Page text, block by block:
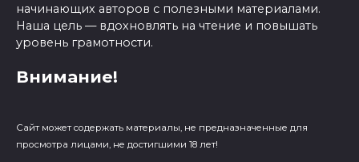
начинающих авторов с полезными материалами.
Наша цель — вдохновлять на чтение и повышать
уровень грамотности.
Внимание!
Сайт может содержать материалы, не предназначенные для
просмотра лицами, не достигшими 18 лет!